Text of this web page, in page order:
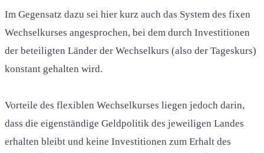
Im Gegensatz dazu sei hier kurz auch das System des fixen
Wechselkurses angesprochen, bei dem durch Investitionen
der beteiligten Länder der Wechselkurs (also der Tageskurs)
konstant gehalten wird.
Vorteile des flexiblen Wechselkurses liegen jedoch darin,
dass die eigenständige Geldpolitik des jeweiligen Landes
erhalten bleibt und keine Investitionen zum Erhalt des